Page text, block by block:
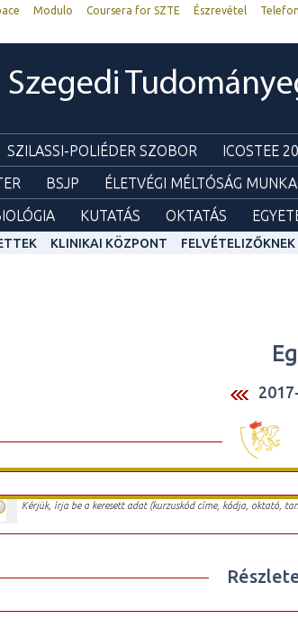
Modulo Coursera for SZTE Észrevétel
Szegedi
SZILASSI-POLIÉDER SZOBOR ICOSTEE
BSJP ÉLETVÉGI MÉLTÓSÁG
KUTATÁS OKTATÁS
KLINIKAI KÖZPONT FELVÉTELIZŐKNEK
Kérjük, írja be a keresett adat (kurzuskód címe, kódja, oktató,